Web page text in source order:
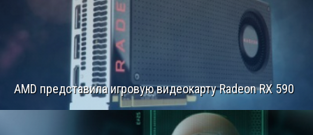
AMD представила игровую видеокарту Radeon RX 590